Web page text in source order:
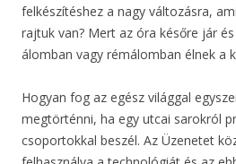
felkészítéshez a nagy változásra,
rajtuk van? Mert az óra későre jár
álomban vagy rémálomban élnek a
Hogyan fog az egész világgal
megtörténni, ha egy utcai sarokról
csoportokkal beszél. Az Üzenetet